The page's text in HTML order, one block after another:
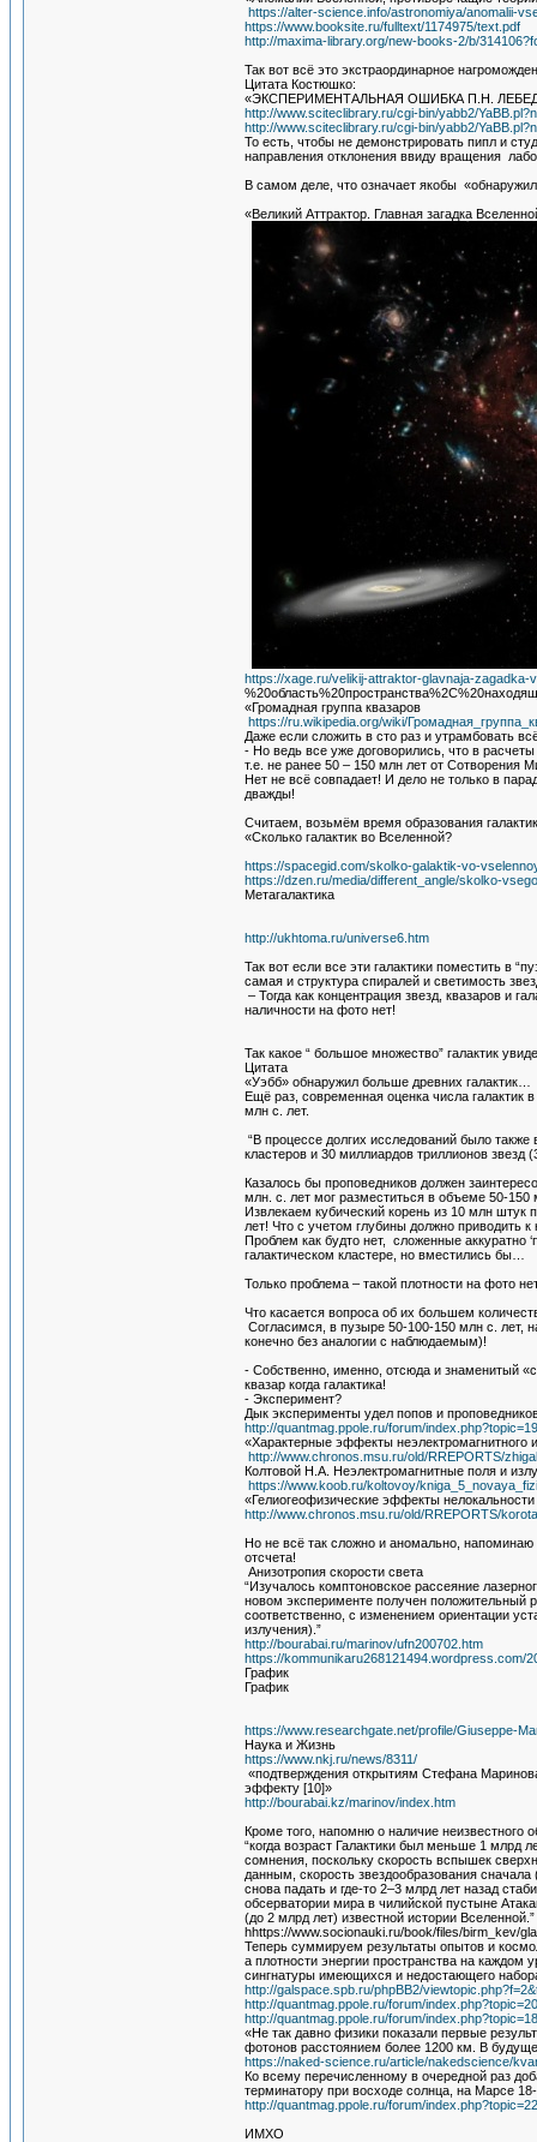
https://alter-science.info/astronomiya/anomalii-
https://www.booksite.ru/fulltext/1174975/text.pdf
http://maxima-library.org/new-books-2/b/
Так вот всё это экстраординарное
Цитата Костюшко:
«ЭКСПЕРИМЕНТАЛЬНАЯ ОШИБКА П.Н.
http://www.sciteclibrary.ru/cgi-bin/yabb2/
http://www.sciteclibrary.ru/cgi-bin/yabb2/
То есть, чтобы не демонстрировать пипл и
направления отклонения ввиду вращения
В самом деле, что означает якобы
«Великий Аттрактор. Главная загадка
https://xage.ru/velikij-attraktor-glavnaja-zagadka-
«Громадная группа квазаров
https://ru.wikipedia.org/wiki/
Даже если сложить в сто раз и утрамбовать
- Но ведь все уже договорились, что в
т.е. не ранее 50 – 150 млн лет от Сотворения
Нет не всё совпадает! И дело не только в
дважды!
Считаем, возьмём время образования
«Сколько галактик во Вселенной?
https://spacegid.com/skolko-galaktik-vo-
https://dzen.ru/media/different_angle/skolko-
Метагалактика
http://ukhtoma.ru/universe6.htm
Так вот если все эти галактики поместить в
самая и структура спиралей и светимость
– Тогда как концентрация звезд, квазаров и
наличности на фото нет!
Так какое “ большое множество” галактик
Цитата
«Уэбб» обнаружил больше древних галактик…
Ещё раз, современная оценка числа
млн с. лет.
“В процессе долгих исследований было
кластеров и 30 миллиардов триллионов звезд
Казалось бы проповедников должен
млн. с. лет мог разместиться в объеме 50-150
Извлекаем кубический корень из 10 млн штук
лет! Что с учетом глубины должно приводить
Проблем как будто нет, сложенные
галактическом кластере, но вместились бы…
Только проблема – такой плотности на фото
Что касается вопроса об их большем
Согласимся, в пузыре 50-100-150 млн с. лет,
конечно без аналогии с наблюдаемым)!
- Собственно, именно, отсюда и знаменитый
квазар когда галактика!
- Эксперимент?
Дык эксперименты удел попов и
http://quantmag.ppole.ru/forum/
«Характерные эффекты неэлектромагнитного
http://www.chronos.msu.ru/old/RREPORTS/
Колтовой Н.А. Неэлектромагнитные поля и
https://www.koob.ru/koltovoy/
«Гелиогеофизические эффекты
http://www.chronos.msu.ru/old/RREPORTS/
Но не всё так сложно и аномально, напоминаю
отсчета!
Анизотропия скорости света
“Изучалось комптоновское рассеяние
новом эксперименте получен положительный
соответственно, с изменением ориентации
излучения).”
http://bourabai.ru/marinov/ufn200702.htm
https://kommunikaru268121494.wordpress.com/
График
График
https://www.researchgate.net/profile/Giuseppe-
Наука и Жизнь
https://www.nkj.ru/news/8311/
«подтверждения открытиям Стефана
эффекту [10]»
http://bourabai.kz/marinov/index.htm
Кроме того, напомню о наличие неизвестного
“когда возраст Галактики был меньше 1
сомнения, поскольку скорость вспышек
данным, скорость звездообразования
снова падать и где-то 2–3 млрд лет назад
обсерватории мира в чилийской пустыне
(до 2 млрд лет) известной истории Вселенной.”
hhttps://www.socionauki.ru/book/files/birm_kev/
Теперь суммируем результаты опытов и
а плотности энергии пространства на каждом
сингнатуры имеющихся и недостающего
http://galspace.spb.ru/phpBB2/
http://quantmag.ppole.ru/forum/
http://quantmag.ppole.ru/forum/
«Не так давно физики показали первые
фотонов расстоянием более 1200 км. В
https://naked-science.ru/article/nakedscience/
Ко всему перечисленному в очередной раз
терминатору при восходе солнца, на Марсе
http://quantmag.ppole.ru/forum/
ИМХО